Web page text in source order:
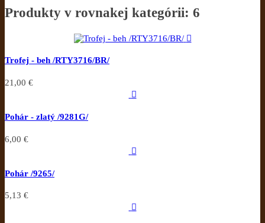
Produkty v rovnakej kategórii: 6

Trofej - beh /RTY3716/BR/
21,00 €

Pohár - zlatý /9281G/
6,00 €

Pohár /9265/
5,13 €
